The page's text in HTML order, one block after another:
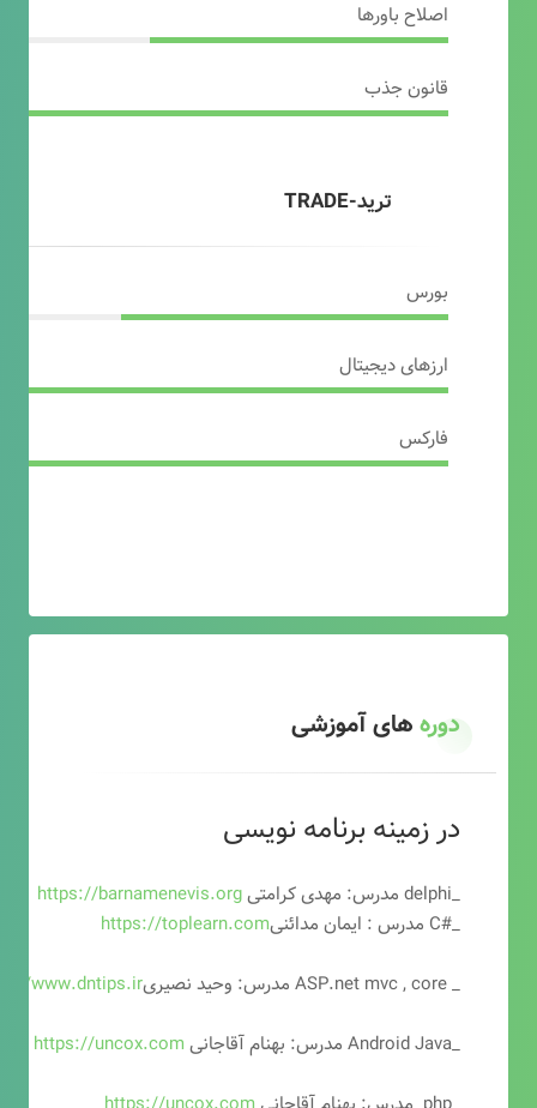
اصلاح باورها
قانون جذب
ترید-TRADE
بورس
ارزهای دیجیتال
فارکس
دورههای آموزشی
در زمینه برنامه نویسی
_delphi مدرس: مهدی کرامتی
https://barnamenevis.org
_#C مدرس : ایمان مدائنی
https://toplearn.com
_ ASP.net mvc , core مدرس: وحید نصیری
www.dntips.ir
_Android Java مدرس: بهنام آقاجانی
https://uncox.com